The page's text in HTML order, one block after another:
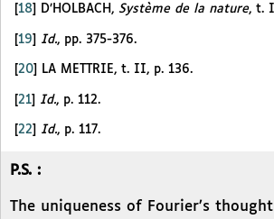
18 D’HOLBACH, Système de la nature, t.
[19] Id., pp. 375-376.
20 LA METTRIE, t. II, p. 136.
[21] Id., p. 112.
22 Id., p. 117.
P.S. :
The uniqueness of Fourier’s